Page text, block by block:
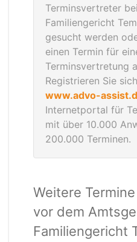
Terminsvertreter
Familiengericht
gesucht werden
einen Termin für
Terminsvertretung
Registrieren Sie
www.advo-
Internetportal für
mit über 10.000
200.000 Terminen.
Weitere
vor dem
Familiengericht